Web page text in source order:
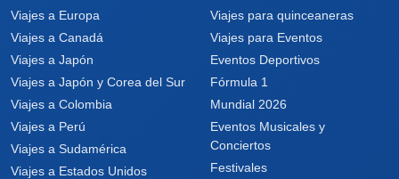
Viajes a Europa
Viajes a Canadá
Viajes a Japón
Viajes a Japón y Corea del Sur
Viajes a Colombia
Viajes a Perú
Viajes a Sudamérica
Viajes a Estados Unidos
Viajes para quinceaneras
Viajes para Eventos
Eventos Deportivos
Fórmula 1
Mundial 2026
Eventos Musicales y
Conciertos
Festivales